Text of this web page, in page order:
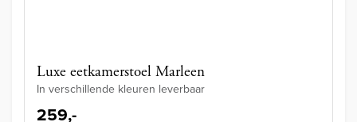
Luxe eetkamerstoel Marleen
In verschillende kleuren leverbaar
259,-